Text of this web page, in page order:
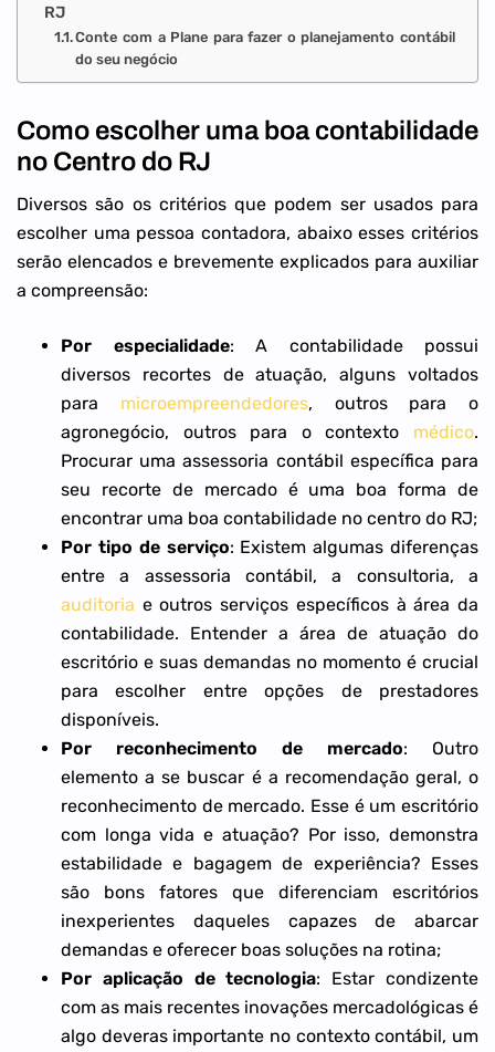
RJ
Conte com a Plane para fazer o planejamento contábil
do seu negócio
Como escolher uma boa contabilidade
no Centro do RJ
Diversos são os critérios que podem ser usados para
escolher uma pessoa contadora, abaixo esses critérios
serão elencados e brevemente explicados para auxiliar
a compreensão:
Por especialidade: A contabilidade possui
diversos recortes de atuação, alguns voltados
para microempreendedores, outros para o
agronegócio, outros para o contexto médico.
Procurar uma assessoria contábil específica para
seu recorte de mercado é uma boa forma de
encontrar uma boa contabilidade no centro do RJ;
Por tipo de serviço: Existem algumas diferenças
entre a assessoria contábil, a consultoria, a
auditoria e outros serviços específicos à área da
contabilidade. Entender a área de atuação do
escritório e suas demandas no momento é crucial
para escolher entre opções de prestadores
disponíveis.
Por reconhecimento de mercado: Outro
elemento a se buscar é a recomendação geral, o
reconhecimento de mercado. Esse é um escritório
com longa vida e atuação? Por isso, demonstra
estabilidade e bagagem de experiência? Esses
são bons fatores que diferenciam escritórios
inexperientes daqueles capazes de abarcar
demandas e oferecer boas soluções na rotina;
Por aplicação de tecnologia: Estar condizente
com as mais recentes inovações mercadológicas é
algo deveras importante no contexto contábil, um